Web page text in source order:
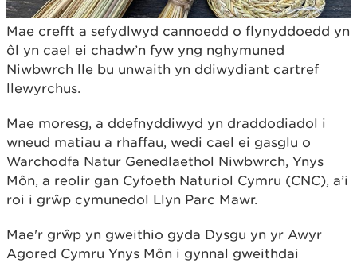
Mae crefft a sefydlwyd cannoedd o flynyddoedd yn
ôl yn cael ei chadw’n fyw yng nghymuned
Niwbwrch lle bu unwaith yn ddiwydiant cartref
llewyrchus.
Mae moresg, a ddefnyddiwyd yn draddodiadol i
wneud matiau a rhaffau, wedi cael ei gasglu o
Warchodfa Natur Genedlaethol Niwbwrch, Ynys
Môn, a reolir gan Cyfoeth Naturiol Cymru (CNC), a’i
roi i grŵp cymunedol Llyn Parc Mawr.
Mae'r grŵp yn gweithio gyda Dysgu yn yr Awyr
Agored Cymru Ynys Môn i gynnal gweithdai